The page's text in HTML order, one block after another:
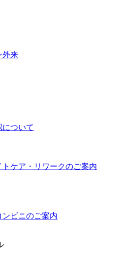
外来
ついて
ケア・リワークのご案内
ビニのご案内